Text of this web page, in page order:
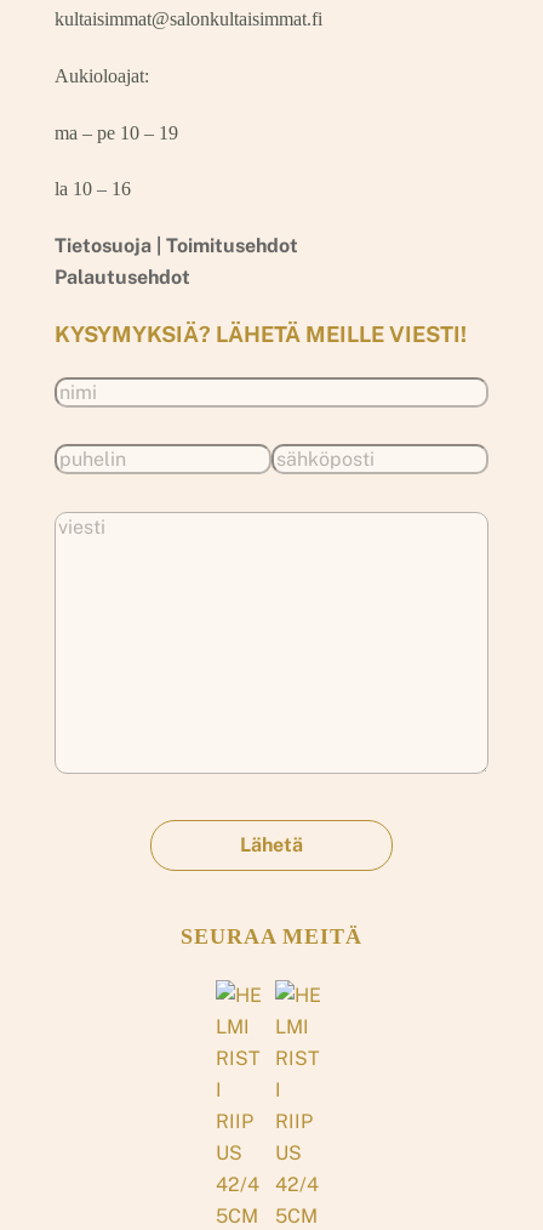
kultaisimmat@salonkultaisimmat.fi
Aukioloajat:
ma – pe 10 – 19
la 10 – 16
Tietosuoja | Toimitusehdot
Palautusehdot
KYSYMYKSIÄ? LÄHETÄ MEILLE VIESTI!
SEURAA MEITÄ